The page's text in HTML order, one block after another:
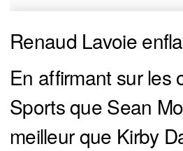
Renaud Lavoie
En affirmant sur les
Sports que Sean
meilleur que Kirby